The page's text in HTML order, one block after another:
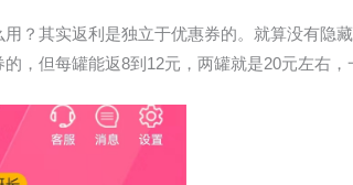
？其实返利是独立于优惠券的。就算没有隐
，但每罐能返8到12元，两罐就是20元左右，